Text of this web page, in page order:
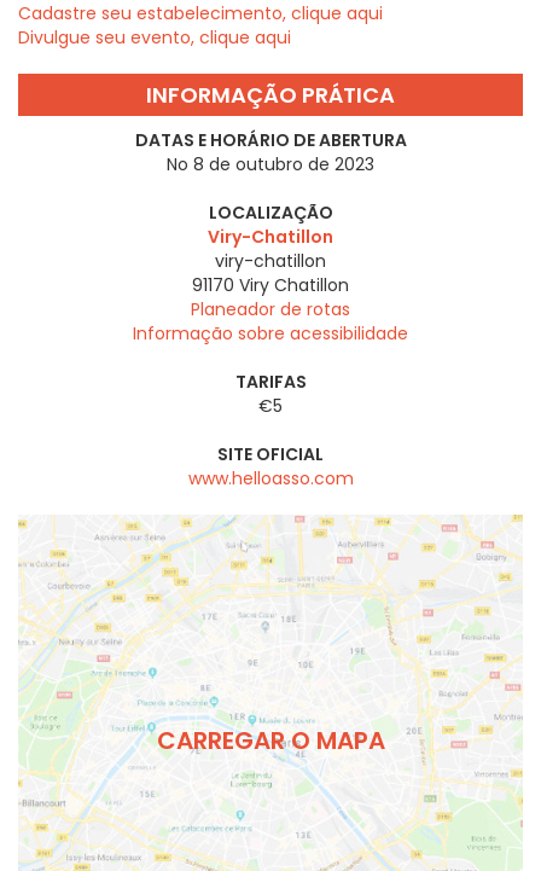
Cadastre seu estabelecimento, clique aqui
Divulgue seu evento, clique aqui
INFORMAÇÃO PRÁTICA
DATAS E HORÁRIO DE ABERTURA
No 8 de outubro de 2023
LOCALIZAÇÃO
Viry-Chatillon
viry-chatillon
91170 Viry Chatillon
Planeador de rotas
Informação sobre acessibilidade
TARIFAS
€5
SITE OFICIAL
www.helloasso.com
CARREGAR O MAPA